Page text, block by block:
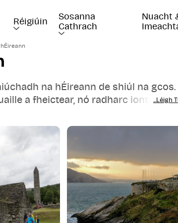
Réigiúin
Sosanna
Cathrach
Nuacht
na hÉireann de shiúl na gcos.
a fheictear, nó radharc iontach.
Cliath agus éisteacht leis na scéalta
ag spaisteoireacht trí bhailte
hÉireann, nó éalaigh chuig cosáin
áit a ndéanann an dúlra
tú amach cóstaí drámatúla,
nach ndéanfaidh tú
...Léigh